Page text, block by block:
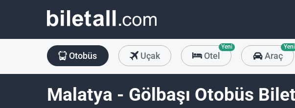
Otobüs Uçak Otel
Yeni
Araç
Yeni
Malatya - Gölbaşı Otobüs